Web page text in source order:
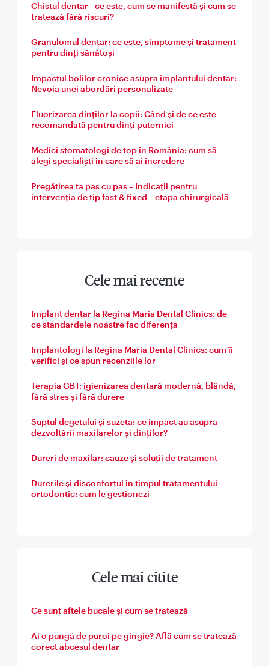
Chistul dentar - ce este, cum se manifestă și cum se
tratează fără riscuri?
Granulomul dentar: ce este, simptome și tratament
pentru dinți sănătoși
Impactul bolilor cronice asupra implantului dentar:
Nevoia unei abordări personalizate
Fluorizarea dinților la copii: Când și de ce este
recomandată pentru dinți puternici
Medici stomatologi de top în România: cum să
alegi specialiști în care să ai încredere
Pregătirea ta pas cu pas – Indicații pentru
intervenția de tip fast & fixed – etapa chirurgicală
Cele mai recente
Implant dentar la Regina Maria Dental Clinics: de
ce standardele noastre fac diferența
Implantologi la Regina Maria Dental Clinics: cum îi
verifici și ce spun recenziile lor
Terapia GBT: igienizarea dentară modernă, blândă,
fără stres și fără durere
Suptul degetului și suzeta: ce impact au asupra
dezvoltării maxilarelor și dinților?
Dureri de maxilar: cauze și soluții de tratament
Durerile și disconfortul în timpul tratamentului
ortodontic: cum le gestionezi
Cele mai citite
Ce sunt aftele bucale și cum se tratează
Ai o pungă de puroi pe gingie? Află cum se tratează
corect abcesul dentar